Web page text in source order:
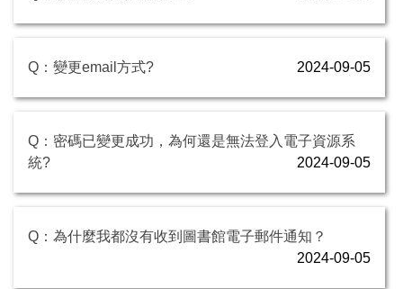
Q：變更email方式? 2024-09-05
Q：密碼已變更成功，為何還是無法登入電子資源系
統?
2024-09-05
Q：為什麼我都沒有收到圖書館電子郵件通知？
2024-09-05